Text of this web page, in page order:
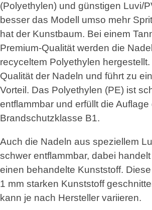
(Polyethylen) und günstigen Luvi/
besser das Modell umso mehr
hat der Kunstbaum. Bei einem
Premium-Qualität werden die
recyceltem Polyethylen
Qualität der Nadeln und führt zu
Vorteil. Das Polyethylen (PE) ist
entflammbar und erfüllt die Auflage
Brandschutzklasse B1.
Auch die Nadeln aus speziellem
schwer entflammbar, dabei
einen behandelte Kunststoff.
1 mm starken Kunststoff
kann je nach Hersteller variieren.